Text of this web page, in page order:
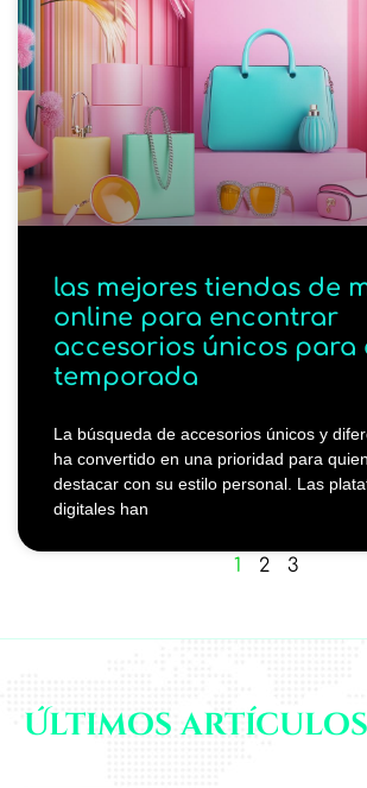
las mejores tiendas de
online para encontrar
accesorios únicos para
temporada
La búsqueda de accesorios únicos y
ha convertido en una prioridad para
destacar con su estilo personal. Las
digitales han
1 2 3
Últimos artículos